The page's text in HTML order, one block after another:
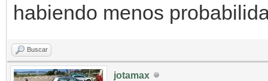
habiendo menos
Buscar
jotamax